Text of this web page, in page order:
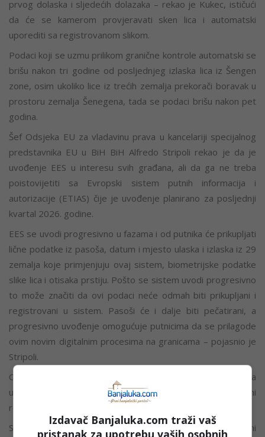
prvog dolaska i sljedećih dolazaka – rekao je Kukec, ističući
da će se kamerom provjeravati sken lica i automatski
uporediti sa registrovanom slikom.
Podaci koji se uzmu prilikom granične kontrole automatski se
brišu nakon tri godine od posljednjeg izlaska lica iz Šengen
zone, osim ukoliko lice iz trećih zemalja prekorači boravak u
prostoru zemalja Šenegena, tada se podaci brišu nakon pet
godina.
Šef Odsjeka EU za vladavinu prava u kancelariji specijalnog
predstavnika EU u BiH BiH Alfredo Stripoli rekao je da je
uvođenje EES u interesu svih građana, ali da ga ne treba
poistovijetiti sa Evropski sistem putnih informacija i
autorizacije (ETIAS) čije je uvođenje planirano za posljednji
kvartal 2026. godine.
EES se uvodi progresivno u fazama i od putnika će prikupljati
lične podatke iz pasoša, datum i mjesto ulaska i izlaska iz 29
zemalja koje primjenjuju ovaj sistem, biometrijske podatke
slike lica i otisaka prstiju. Pošto se sistem uvodi progresivno
to može značiti da ovi podaci neće odmah biti prikupljani i
registrovani u sistem. Pasoši će i dalje biti pečatirani, a
progresivno uvođenje omogućuje putnicima da se prilagode
ovim novim digitalnim procesima na granicama – pojasnio je
Stripoli.
On je napomenuo da uvođenje ovih sistema ne predstavlja
uvođenje viznog režima, te da će putnici koji imaju bezvizni
režim sa EU nastaviti da putuju bez viza.
Stripoli je podsjetio da će kroz sistem ETIAS državljani
Izdavač Banjaluka.com traži vaš
pristanak za upotrebu vaših osobnih